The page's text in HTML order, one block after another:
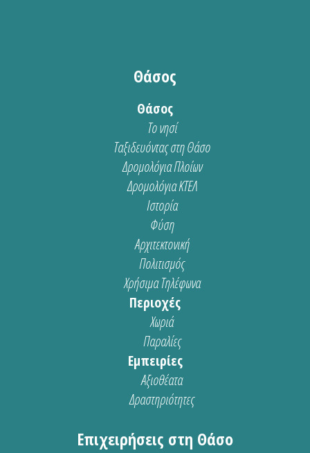
Θάσος
Θάσος
Το νησί
Ταξιδευόντας στη Θάσο
Δρομολόγια Πλοίων
Δρομολόγια ΚΤΕΛ
Ιστορία
Φύση
Αρχιτεκτονική
Πολιτισμός
Χρήσιμα Τηλέφωνα
Περιοχές
Χωριά
Παραλίες
Εμπειρίες
Αξιοθέατα
Δραστηριότητες
Επιχειρήσεις στη Θάσο